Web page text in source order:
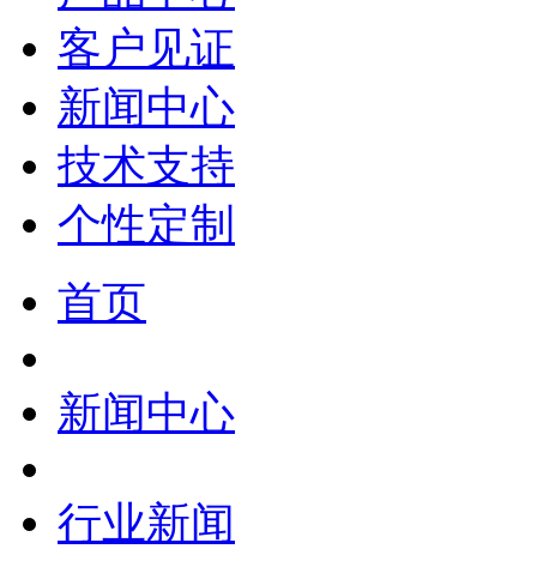
客户见证
新闻中心
技术支持
个性定制
首页
新闻中心
行业新闻